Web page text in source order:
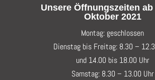
Unsere Öffnungszeiten ab
Oktober 2021
Montag: geschlossen
Dienstag bis Freitag: 8.30 –
und 14.00 bis 18.00 Uhr
Samstag: 8.30 – 13.00 Uhr